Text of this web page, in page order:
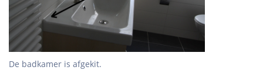
De badkamer is afgekit.